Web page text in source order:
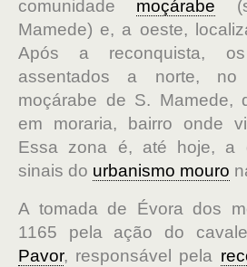
comunidade moçárabe
Mamede) e, a oeste,
Após a reconquista,
assentados a norte, no
moçárabe de S. Mamede,
em moraria, bairro onde
Essa zona é, até hoje, a
sinais do urbanismo mouro
A tomada de Évora dos
1165 pela ação do
Pavor, responsável pela